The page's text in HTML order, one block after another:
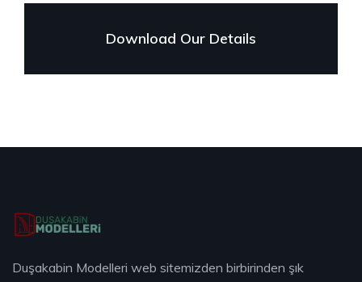
Download Our Details
Duşakabin Modelleri web sitemizden birbirinden şık